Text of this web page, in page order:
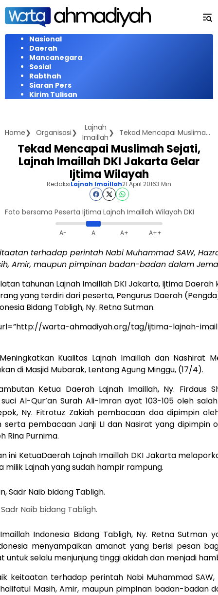
Langsung
konten
Nasional
Daerah
Mancanegara
Sosial
Rabthah
Siaran Pers
Kirim Tulisan
Home Organisasi
Lajnah
Imaillah
Tekad Mencapai Muslimah Sejati, Lajnah Imaillah DKI Jakarta Gelar Ijtima Wilayah
Tekad Mencapai Muslimah Sejati,
Lajnah Imaillah DKI Jakarta Gelar
Ijtima Wilayah
RedaksiLajnah Imaillah21 April 20163 Min
Foto bersama Peserta Ijtima Lajnah Imaillah Wilayah DKI
A- A A+ A++
terhadap perintah Nabi Muhammad SAW,
Amir, maupun pimpinan badan-badan dalam
tahunan Lajnah Imaillah DKI Jakarta, Ijtima Daerah
yang terdiri dari peserta, Pengurus Daerah
Bidang Tabligh, Ny. Retna Sutman.
warta-ahmadiyah.org/tag/ijtima-lajnah-
Kualitas Lajnah Imaillah dan Nashirat
di Masjid Mubarak, Lentang Agung Minggu, (17/4).
Ketua Daerah Lajnah Imaillah, Ny. Firdaus
Al-Qur’an Surah Ali-Imran ayat 103-105 oleh
Ny. Fitrotuz Zakiah pembacaan doa dipimpin
serta pembacaan Janji LI dan Nasirat yang dipimpin
Rina Purnima.
ini KetuaDaerah Lajnah Imaillah DKI Jakarta
milik Lajnah yang sudah hampir rampung.
Naib bidang Tabligh.
Indonesia Bidang Tabligh, Ny. Retna Sutman
menyampaikan amanat yang berisi pesan
untuk selalu menjunjung tinggi akidah dan menjadi
keitaatan terhadap perintah Nabi Muhammad SAW,
Masih, Amir, maupun pimpinan badan-badan